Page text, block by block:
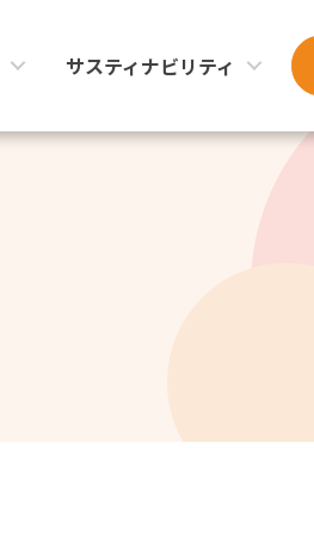
サスティナビリティ